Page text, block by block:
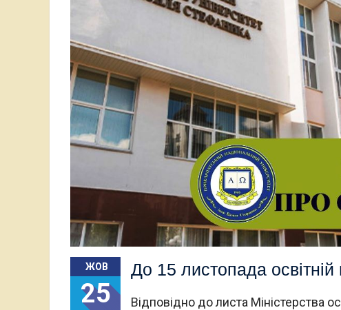
ЖОВ
25
До 15 листопада
Відповідно до листа Міністерства